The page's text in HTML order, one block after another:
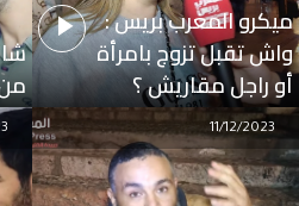
ميكرو المغرب بريس :
واش تقبل تزوج بامرأة
أو راجل مقاريش ؟
11/12/2023